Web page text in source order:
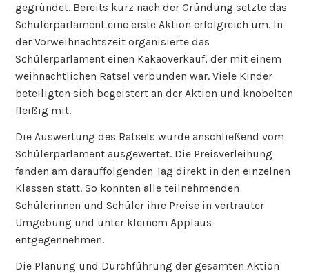
gegründet. Bereits kurz nach der Gründung setzte das
Schülerparlament eine erste Aktion erfolgreich um. In
der Vorweihnachtszeit organisierte das
Schülerparlament einen Kakaoverkauf, der mit einem
weihnachtlichen Rätsel verbunden war. Viele Kinder
beteiligten sich begeistert an der Aktion und knobelten
fleißig mit.
Die Auswertung des Rätsels wurde anschließend vom
Schülerparlament ausgewertet. Die Preisverleihung
fanden am darauffolgenden Tag direkt in den einzelnen
Klassen statt. So konnten alle teilnehmenden
Schülerinnen und Schüler ihre Preise in vertrauter
Umgebung und unter kleinem Applaus
entgegennehmen.
Die Planung und Durchführung der gesamten Aktion